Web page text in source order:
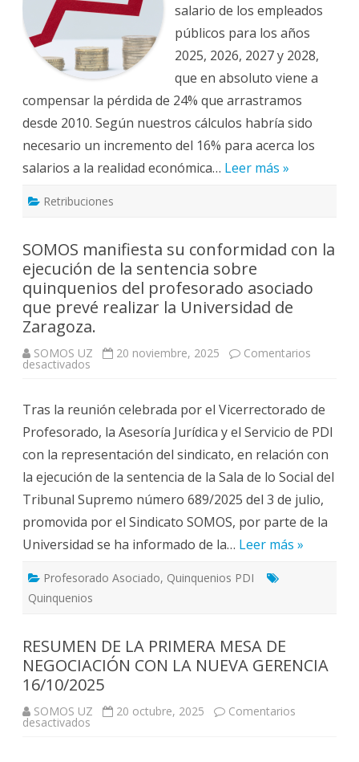
ha
sumado
una
pérdida
del
poder
de
los
empleados
públicos
hasta
2028.
salario de los empleados
públicos para los años
2025, 2026, 2027 y 2028,
que en absoluto viene a
compensar la pérdida de 24% que arrastramos
desde 2010. Según nuestros cálculos habría sido
necesario un incremento del 16% para acerca los
salarios a la realidad económica… Leer más »
Retribuciones
SOMOS manifiesta su conformidad con la
ejecución de la sentencia sobre
quinquenios del profesorado asociado
que prevé realizar la Universidad de
Zaragoza.
SOMOS UZ 20 noviembre, 2025 Comentarios
desactivados
conformidad
con
la
ejecución
de
la
sentencia
sobre
quinquenios
del
profesorado
asociado
que
prevé
la
de
Tras la reunión celebrada por el Vicerrectorado de
Profesorado, la Asesoría Jurídica y el Servicio de PDI
con la representación del sindicato, en relación con
la ejecución de la sentencia de la Sala de lo Social del
Tribunal Supremo número 689/2025 del 3 de julio,
promovida por el Sindicato SOMOS, por parte de la
Universidad se ha informado de la… Leer más »
Profesorado Asociado, Quinquenios PDI
Quinquenios
RESUMEN DE LA PRIMERA MESA DE
NEGOCIACIÓN CON LA NUEVA GERENCIA
16/10/2025
SOMOS UZ 20 octubre, 2025 Comentarios
desactivados